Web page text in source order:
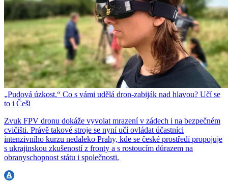
„Pudová úzkost.“ Co s vámi udělá dron-zabiják nad hlavou? Učí se
to i Češi
Zvuk FPV dronu dokáže vyvolat mrazení v zádech i na bezpečném
cvičišti. Právě takové stroje se nyní učí ovládat účastníci
intenzivního kurzu nedaleko Prahy, kde se české prostředí propojuje
s ukrajinskou zkušeností z fronty a s rostoucím důrazem na
obranyschopnost státu i společnosti.